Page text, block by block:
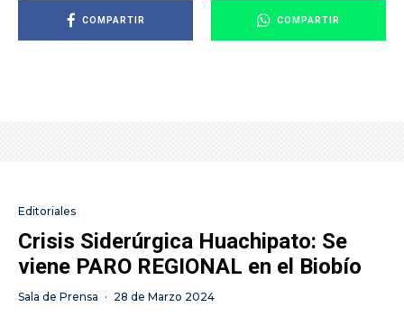
COMPARTIR COMPARTIR
Editoriales
Crisis Siderúrgica Huachipato: Se
viene PARO REGIONAL en el Biobío
Sala de Prensa · 28 de Marzo 2024